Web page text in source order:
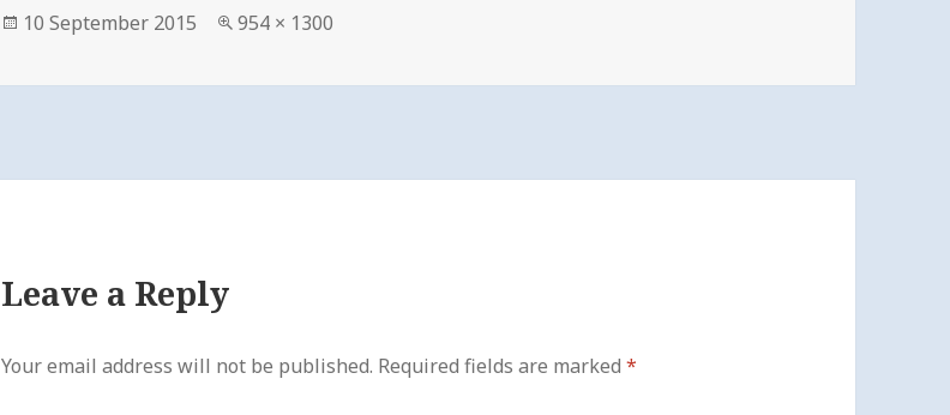
Posted
10 September 2015
Full
954 × 1300
Leave a Reply
Your email address will not be published. Required fields are marked*